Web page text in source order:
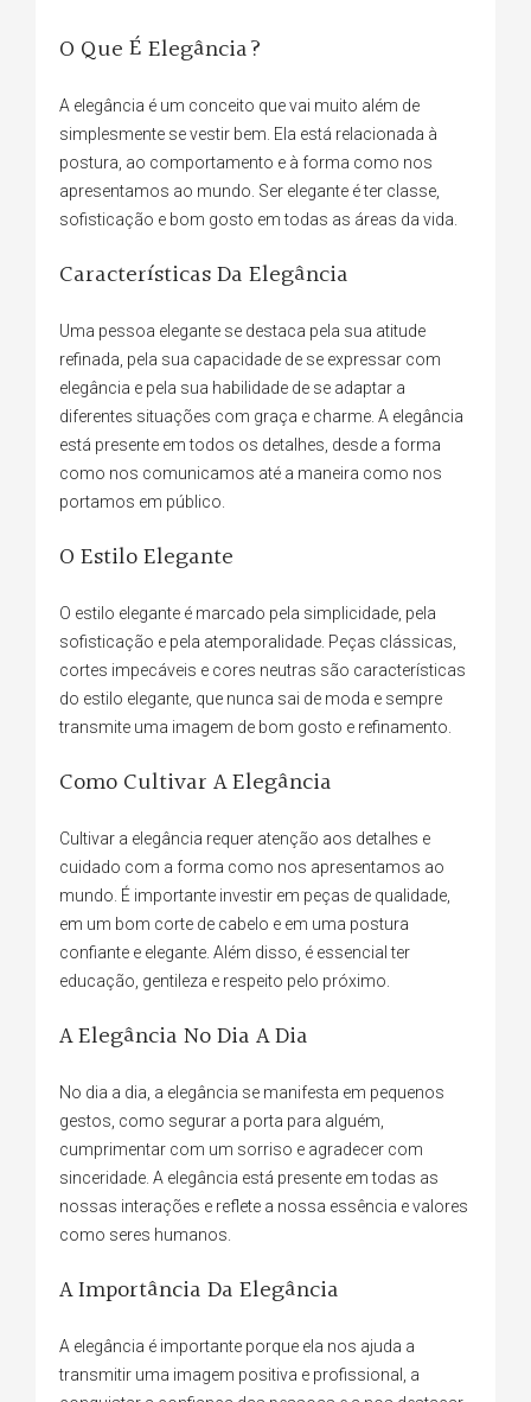
O Que É Elegância?
A elegância é um conceito que vai muito além de
simplesmente se vestir bem. Ela está relacionada à
postura, ao comportamento e à forma como nos
apresentamos ao mundo. Ser elegante é ter classe,
sofisticação e bom gosto em todas as áreas da vida.
Características Da Elegância
Uma pessoa elegante se destaca pela sua atitude
refinada, pela sua capacidade de se expressar com
elegância e pela sua habilidade de se adaptar a
diferentes situações com graça e charme. A elegância
está presente em todos os detalhes, desde a forma
como nos comunicamos até a maneira como nos
portamos em público.
O Estilo Elegante
O estilo elegante é marcado pela simplicidade, pela
sofisticação e pela atemporalidade. Peças clássicas,
cortes impecáveis e cores neutras são características
do estilo elegante, que nunca sai de moda e sempre
transmite uma imagem de bom gosto e refinamento.
Como Cultivar A Elegância
Cultivar a elegância requer atenção aos detalhes e
cuidado com a forma como nos apresentamos ao
mundo. É importante investir em peças de qualidade,
em um bom corte de cabelo e em uma postura
confiante e elegante. Além disso, é essencial ter
educação, gentileza e respeito pelo próximo.
A Elegância No Dia A Dia
No dia a dia, a elegância se manifesta em pequenos
gestos, como segurar a porta para alguém,
cumprimentar com um sorriso e agradecer com
sinceridade. A elegância está presente em todas as
nossas interações e reflete a nossa essência e valores
como seres humanos.
A Importância Da Elegância
A elegância é importante porque ela nos ajuda a
transmitir uma imagem positiva e profissional, a